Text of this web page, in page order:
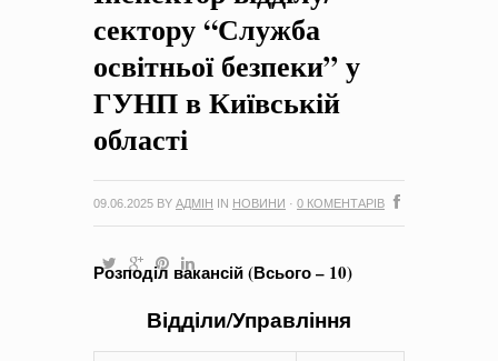
сектору “Служба
освітньої безпеки” у
ГУНП в Київській
області
09.06.2025 BY АДМІН IN НОВИНИ · 0 КОМЕНТАРІВ
Розподіл вакансій (Всього – 10)
Відділи/Управління